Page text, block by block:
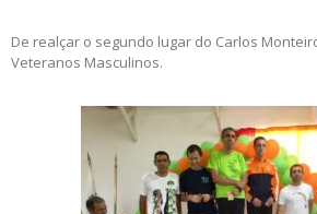
De realçar o segundo lugar do Carlos
Veteranos Masculinos.